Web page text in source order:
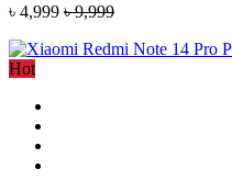
৳ 4,999 ৳ 9,999
Hot